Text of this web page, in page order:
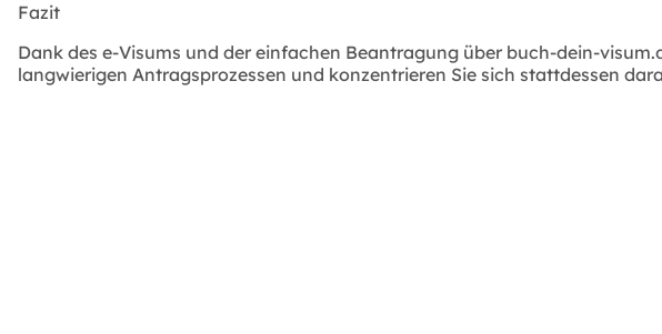
Fazit
Dank des e-Visums und der einfachen Beantragung über buch-dein-
langwierigen Antragsprozessen und konzentrieren Sie sich stattdessen